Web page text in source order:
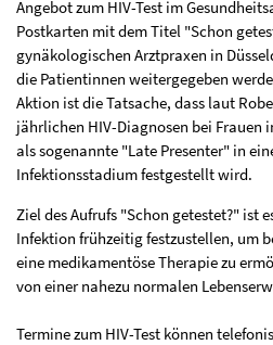
Angebot zum HIV-Test im
Postkarten mit dem Titel "Schon
gynäkologischen Arztpraxen in
die Patientinnen weitergegeben
Aktion ist die Tatsache, dass laut
jährlichen HIV-Diagnosen bei Frauen
als sogenannte "Late Presenter" in
Infektionsstadium festgestellt wird.
Ziel des Aufrufs "Schon getestet?" ist
Infektion frühzeitig festzustellen, um
eine medikamentöse Therapie zu
von einer nahezu normalen
Termine zum HIV-Test können